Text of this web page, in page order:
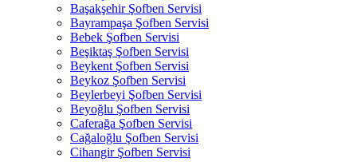
Başakşehir Şofben Servisi
Bayrampaşa Şofben Servisi
Bebek Şofben Servisi
Beşiktaş Şofben Servisi
Beykent Şofben Servisi
Beykoz Şofben Servisi
Beylerbeyi Şofben Servisi
Beyoğlu Şofben Servisi
Caferağa Şofben Servisi
Cağaloğlu Şofben Servisi
Cihangir Şofben Servisi